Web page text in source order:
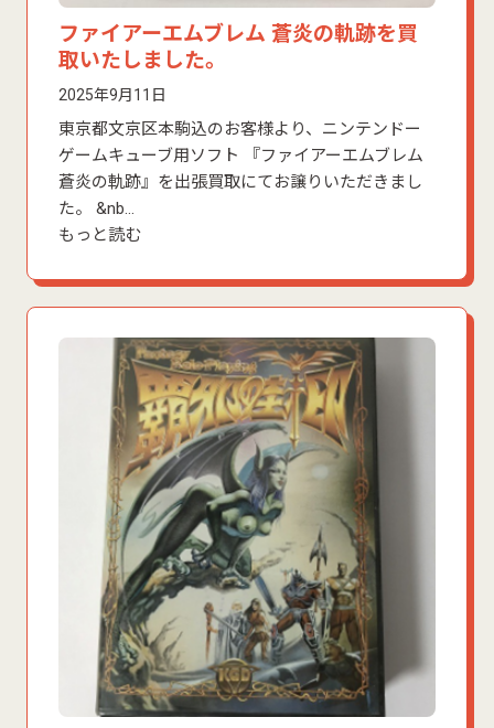
ファイアーエムブレム 蒼炎の軌跡を買
取いたしました。
2025年9月11日
東京都文京区本駒込のお客様より、ニンテンドー
ゲームキューブ用ソフト 『ファイアーエムブレム
蒼炎の軌跡』を出張買取にてお譲りいただきまし
た。 &nb…
もっと読む